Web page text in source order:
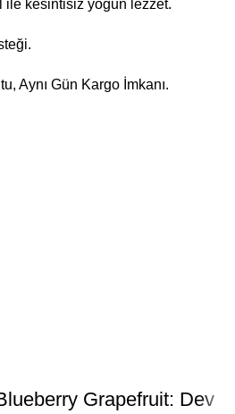
ile kesintisiz yoğun lezzet.
Aynı Gün Kargo İmkanı.
Grapefruit: Dev